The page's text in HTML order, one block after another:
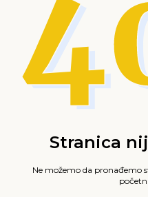
Stranica
Ne možemo da pronađemo